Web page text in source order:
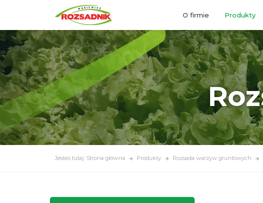
O firmie Produkty
Jesteś tutaj: Strona główna Produkty Rozsada warzyw gruntowych